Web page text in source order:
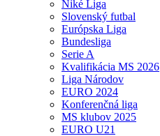
Niké Liga
Slovenský futbal
Európska Liga
Bundesliga
Serie A
Kvalifikácia MS 2026
Liga Národov
EURO 2024
Konferenčná liga
MS klubov 2025
EURO U21